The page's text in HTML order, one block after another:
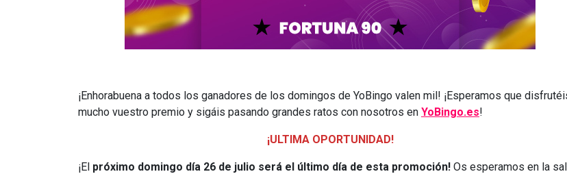
¡Enhorabuena a todos los ganadores de los domingos de YoBingo valen mil! ¡Esperamos que
mucho vuestro premio y sigáis pasando grandes ratos con nosotros en YoBingo.es!
¡ULTIMA OPORTUNIDAD!
¡El próximo domingo día 26 de julio será el último día de esta promoción! Os esperamos en la